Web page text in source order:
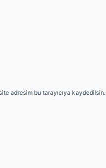
adresim bu tarayıcıya kaydedilsin.